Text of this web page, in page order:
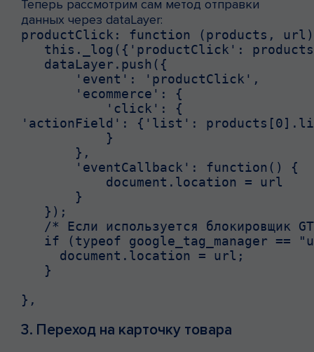
Теперь рассмотрим сам метод отправки
данных через dataLayer:
productClick: function (products,
this._log({'productClick':
   dataLayer.push({
       'event': 'productClick',
       'ecommerce': {
           'click': {
'actionField': {'list':
           }
       },
       'eventCallback': function() {
           document.location = url
       }
   });
/* Если используется блокировщик
if (typeof google_tag_manager ==
     document.location = url;
   }
},
3. Переход на карточку товара